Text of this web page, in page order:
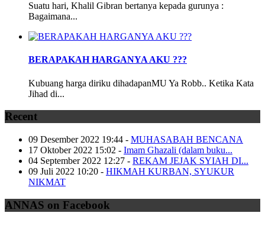
Suatu hari, Khalil Gibran bertanya kepada gurunya :
Bagaimana...
BERAPAKAH HARGANYA AKU ???
Kubuang harga diriku dihadapanMU Ya Robb.. Ketika Kata
Jihad di...
Recent
09 Desember 2022 19:44 - MUHASABAH BENCANA
17 Oktober 2022 15:02 - Imam Ghazali (dalam buku...
04 September 2022 12:27 - REKAM JEJAK SYIAH DI...
09 Juli 2022 10:20 - HIKMAH KURBAN, SYUKUR
NIKMAT
ANNAS on Facebook